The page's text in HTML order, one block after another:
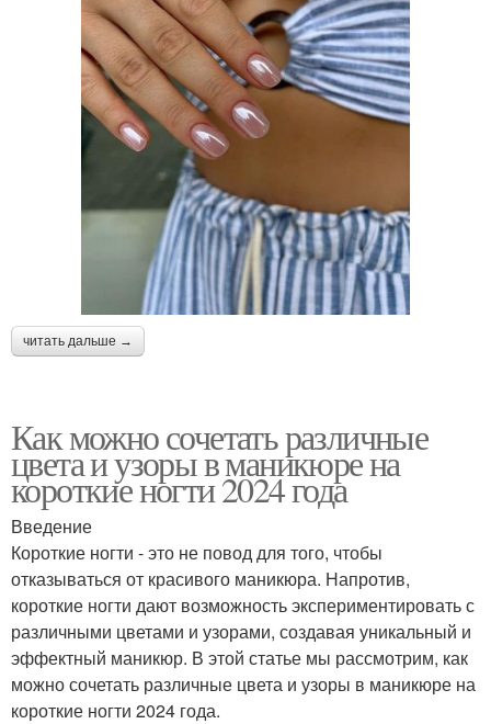
читать дальше →
Как можно сочетать различные
цвета и узоры в маникюре на
короткие ногти 2024 года
Введение
Короткие ногти - это не повод для того, чтобы
отказываться от красивого маникюра. Напротив,
короткие ногти дают возможность экспериментировать с
различными цветами и узорами, создавая уникальный и
эффектный маникюр. В этой статье мы рассмотрим, как
можно сочетать различные цвета и узоры в маникюре на
короткие ногти 2024 года.